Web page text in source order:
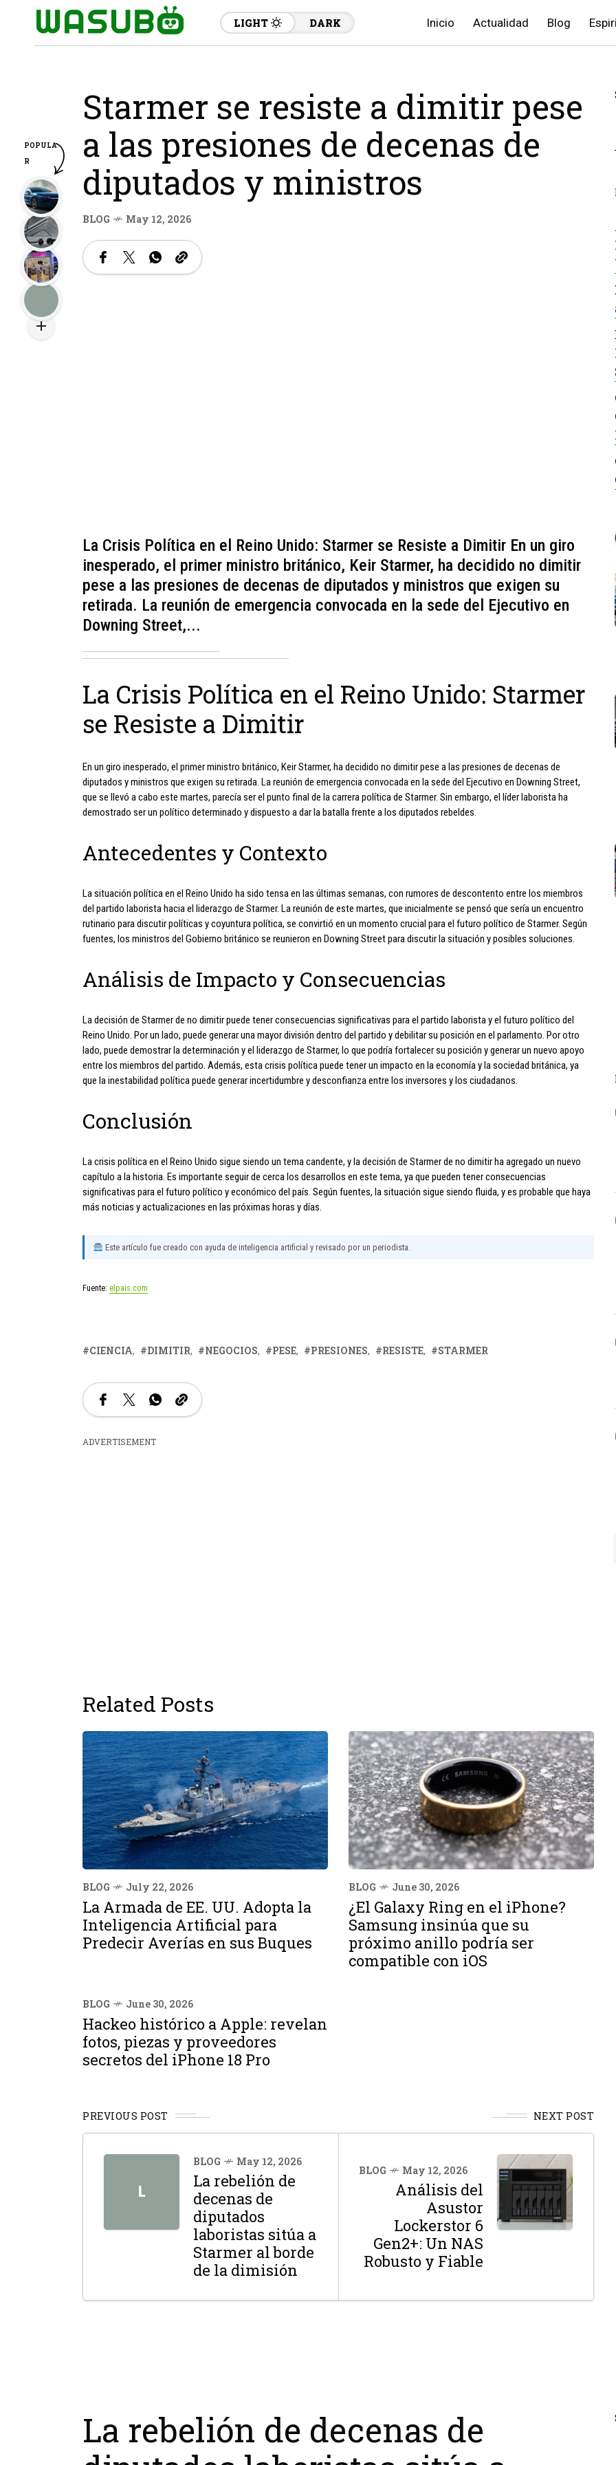
LIGHT DARK Inicio Actualidad Blog
Starmer se resiste a dimitir pese
a las presiones de decenas de
diputados y ministros
BLOG May 12, 2026
La Crisis Política en el Reino Unido: Starmer se Resiste a Dimitir En un giro
inesperado, el primer ministro británico, Keir Starmer, ha decidido no dimitir
pese a las presiones de decenas de diputados y ministros que exigen su
retirada. La reunión de emergencia convocada en la sede del Ejecutivo en
Downing Street,...
La Crisis Política en el Reino Unido: Starmer
se Resiste a Dimitir
En un giro inesperado, el primer ministro británico, Keir Starmer, ha decidido no dimitir pese a las presiones de decenas de
diputados y ministros que exigen su retirada. La reunión de emergencia convocada en la sede del Ejecutivo en Downing Street,
que se llevó a cabo este martes, parecía ser el punto final de la carrera política de Starmer. Sin embargo, el líder laborista ha
demostrado ser un político determinado y dispuesto a dar la batalla frente a los diputados rebeldes.
Antecedentes y Contexto
La situación política en el Reino Unido ha sido tensa en las últimas semanas, con rumores de descontento entre los miembros
del partido laborista hacia el liderazgo de Starmer. La reunión de este martes, que inicialmente se pensó que sería un encuentro
rutinario para discutir políticas y coyuntura política, se convirtió en un momento crucial para el futuro político de Starmer. Según
fuentes, los ministros del Gobierno británico se reunieron en Downing Street para discutir la situación y posibles soluciones.
Análisis de Impacto y Consecuencias
La decisión de Starmer de no dimitir puede tener consecuencias significativas para el partido laborista y el futuro político del
Reino Unido. Por un lado, puede generar una mayor división dentro del partido y debilitar su posición en el parlamento. Por otro
lado, puede demostrar la determinación y el liderazgo de Starmer, lo que podría fortalecer su posición y generar un nuevo apoyo
entre los miembros del partido. Además, esta crisis política puede tener un impacto en la economía y la sociedad británica, ya
que la inestabilidad política puede generar incertidumbre y desconfianza entre los inversores y los ciudadanos.
Conclusión
La crisis política en el Reino Unido sigue siendo un tema candente, y la decisión de Starmer de no dimitir ha agregado un nuevo
capítulo a la historia. Es importante seguir de cerca los desarrollos en este tema, ya que pueden tener consecuencias
significativas para el futuro político y económico del país. Según fuentes, la situación sigue siendo fluida, y es probable que haya
más noticias y actualizaciones en las próximas horas y días.
Este artículo fue creado con ayuda de inteligencia artificial y revisado por un periodista.
Fuente: elpais.com
CIENCIA DIMITIR NEGOCIOS PESE PRESIONES RESISTE STARMER
ADVERTISEMENT
Related Posts
BLOG July 22, 2026
La Armada de EE. UU. Adopta la
Inteligencia Artificial para
Predecir Averías en sus Buques
BLOG June 30, 2026
¿El Galaxy Ring en el iPhone?
Samsung insinúa que su
próximo anillo podría ser
compatible con iOS
BLOG June 30, 2026
Hackeo histórico a Apple: revelan
fotos, piezas y proveedores
secretos del iPhone 18 Pro
PREVIOUS POST NEXT POST
L
BLOG May 12, 2026
La rebelión de
decenas de
diputados
laboristas sitúa a
Starmer al borde
de la dimisión
BLOG May 12, 2026
Análisis del
Asustor
Lockerstor 6
Gen2+: Un NAS
Robusto y Fiable
La rebelión de decenas de
POPULA
R